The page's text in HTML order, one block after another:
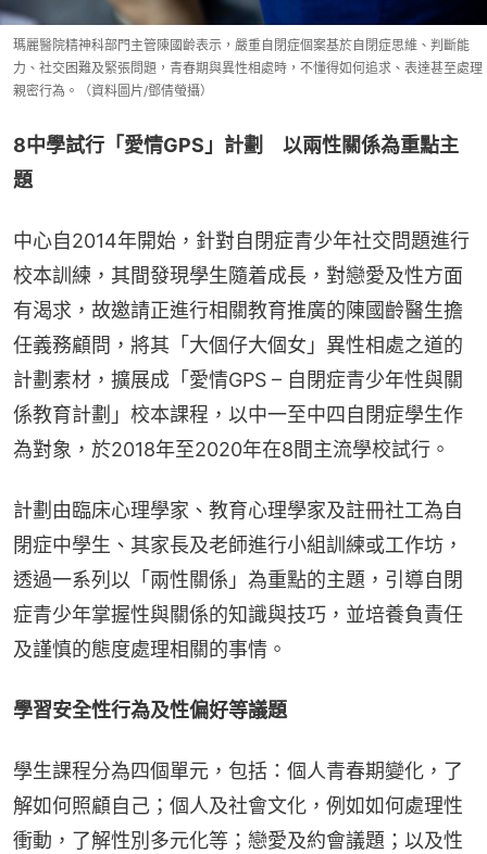
瑪麗醫院精神科部門主管陳國齡表示，嚴重自閉症個案基於自閉症思維、判斷能
力、社交困難及緊張問題，青春期與異性相處時，不懂得如何追求、表達甚至處理
親密行為。（資料圖片/鄧倩螢攝）
8中學試行「愛情GPS」計劃　以兩性關係為重點主
題
中心自2014年開始，針對自閉症青少年社交問題進行
校本訓練，其間發現學生隨着成長，對戀愛及性方面
有渴求，故邀請正進行相關教育推廣的陳國齡醫生擔
任義務顧問，將其「大個仔大個女」異性相處之道的
計劃素材，擴展成「愛情GPS – 自閉症青少年性與關
係教育計劃」校本課程，以中一至中四自閉症學生作
為對象，於2018年至2020年在8間主流學校試行。
計劃由臨床心理學家、教育心理學家及註冊社工為自
閉症中學生、其家長及老師進行小組訓練或工作坊，
透過一系列以「兩性關係」為重點的主題，引導自閉
症青少年掌握性與關係的知識與技巧，並培養負責任
及謹慎的態度處理相關的事情。
學習安全性行為及性偏好等議題
學生課程分為四個單元，包括：個人青春期變化，了
解如何照顧自己；個人及社會文化，例如如何處理性
衝動，了解性別多元化等；戀愛及約會議題；以及性